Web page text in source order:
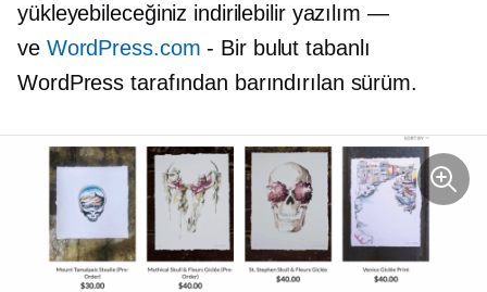
yükleyebileceğiniz indirilebilir yazılım —
ve WordPress.com - Bir bulut tabanlı
WordPress tarafından barındırılan sürüm.